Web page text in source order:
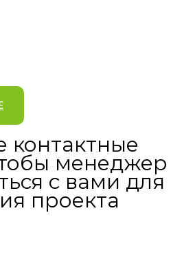
контактные
менеджер
с вами для
проекта